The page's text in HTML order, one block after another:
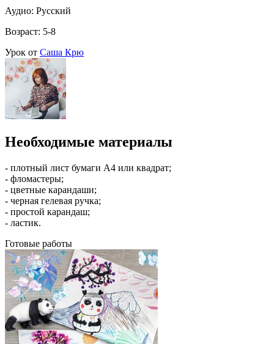
Аудио: Русский
Возраст: 5-8
Урок от Саша Крю
Необходимые материалы
- плотный лист бумаги А4 или квадрат;
- фломастеры;
- цветные карандаши;
- черная гелевая ручка;
- простой карандаш;
- ластик.
Готовые работы